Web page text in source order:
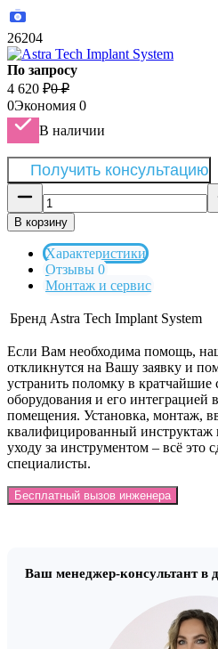
26204
По запросу
4 620 ₽0 ₽
0Экономия 0
В наличии
Получить консультацию
В корзину
Характеристики
Отзывы 0
Монтаж и сервис
Бренд Astra Tech Implant System
Если Вам необходима помощь,
откликнутся на Вашу заявку и
устранить поломку в
оборудования и его интеграцией
помещения. Установка, монтаж,
квалифицированный инструктаж
уходу за инструментом – всё это
специалисты.
Бесплатный вызов инженера
Ваш менеджер-консультант в